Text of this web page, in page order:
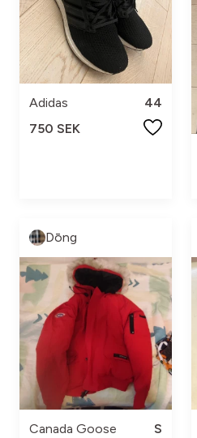
Adidas
44
750 SEK
Dōng
Canada Goose
S